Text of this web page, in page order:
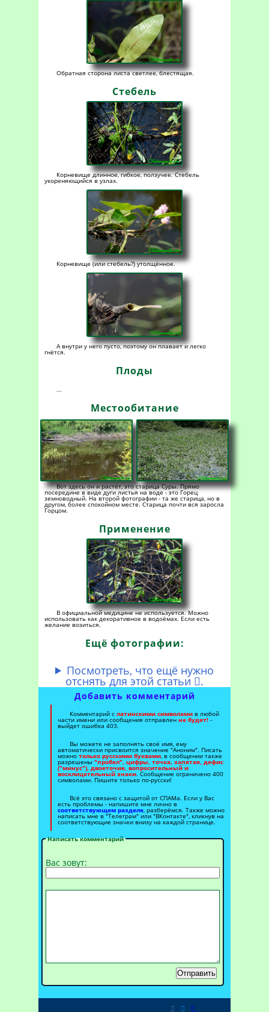
Обратная сторона листа светлее, блестящая.
Стебель
Корневище длинное, гибкое, ползучее. Стебель
укореняющийся в узлах.
Корневище (или стебель?) утолщённое.
А внутри у него пусто, поэтому он плавает и легко
гнётся.
Плоды
...
Местообитание
Вот здесь он и растёт, это старица Суры. Прямо
посередине в виде дуги листья на воде - это Горец
земноводный. На второй фотографии - та же старица, но в
другом, более спокойном месте. Старица почти вся заросла
Горцом.
Применение
В официальной медицине не используется. Можно
использовать как декоративное в водоёмах. Если есть
желание возиться.
Ещё фотографии:
Посмотреть, что ещё нужно
отснять для этой статьи .
Добавить комментарий
Комментарий с латинскими символами в любой
части имени или сообщения отправлен не будет! -
выйдет ошибка 403.
Вы можете не заполнять своё имя, ему
автоматически присвоится значение "Аноним". Писать
можно только русскими буквами , в сообщении также
разрешены "пробел", цифры, точка, запятая, дефис
("минус"), двоеточие, вопросительный и
восклицательный знаки. Сообщение ограничено 400
символами. Пишите только по-русски!
Всё это связано с защитой от СПАМа. Если у Вас
есть проблемы - напишите мне лично в
соответствующем разделе , разберёмся. Также можно
написать мне в "Телеграм" или "ВКонтакте", кликнув на
соответствующие значки внизу на каждой странице.
Написать комментарий
Вас зовут:
Отправить
  